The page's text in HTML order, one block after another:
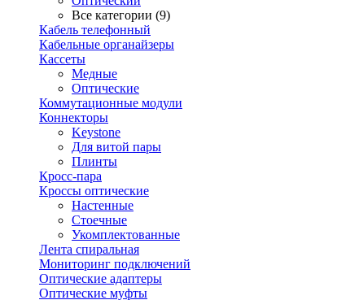
Все категории (9)
Кабель телефонный
Кабельные органайзеры
Кассеты
Медные
Оптические
Коммутационные модули
Коннекторы
Keystone
Для витой пары
Плинты
Кросс-пара
Кроссы оптические
Настенные
Стоечные
Укомплектованные
Лента спиральная
Мониторинг подключений
Оптические адаптеры
Оптические муфты